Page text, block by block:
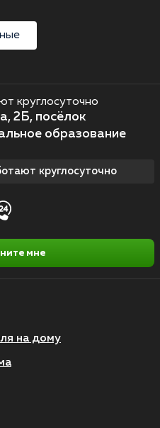
на дому
круглосуточно
2Б, посёлок
образование
круглосуточно
мне